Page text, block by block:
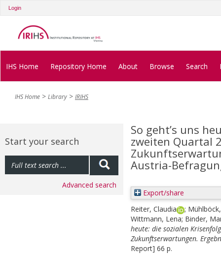
Login
IHS Home Repository Home About Browse Search
IHS Home Library IRIHS
Start your search
Advanced search
So geht’s uns
zweiten Quartal
Austria-
Export/share
Reiter, Claudia
;
Wittmann, Lena; Binder,
heute: die sozialen
Zukunftserwartungen.
Report] 66 p.